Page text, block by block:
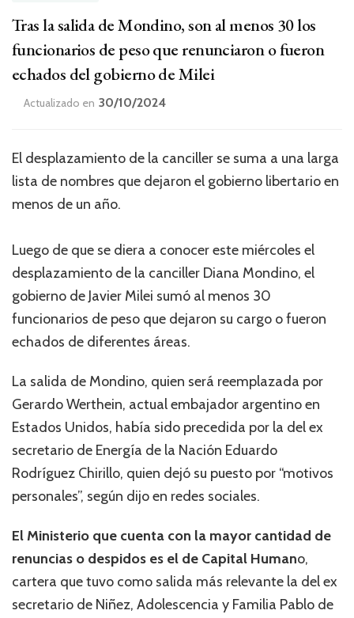
Tras la salida de Mondino, son al menos 30 los
funcionarios de peso que renunciaron o fueron
echados del gobierno de Milei
Actualizado en 30/10/2024
El desplazamiento de la canciller se suma a una larga
lista de nombres que dejaron el gobierno libertario en
menos de un año.
Luego de que se diera a conocer este miércoles el
desplazamiento de la canciller Diana Mondino, el
gobierno de Javier Milei sumó al menos 30
funcionarios de peso que dejaron su cargo o fueron
echados de diferentes áreas.
La salida de Mondino, quien será reemplazada por
Gerardo Werthein, actual embajador argentino en
Estados Unidos, había sido precedida por la del ex
secretario de Energía de la Nación Eduardo
Rodríguez Chirillo, quien dejó su puesto por “motivos
personales”, según dijo en redes sociales.
El Ministerio que cuenta con la mayor cantidad de
renuncias o despidos es el de Capital Humano,
cartera que tuvo como salida más relevante la del ex
secretario de Niñez, Adolescencia y Familia Pablo de